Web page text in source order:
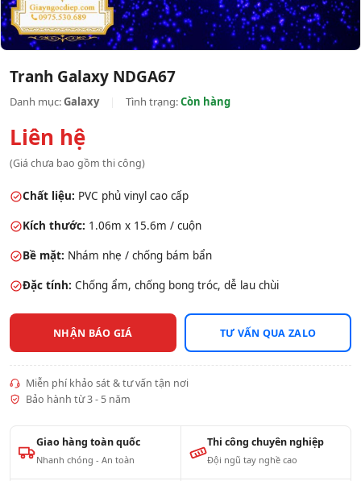
Tranh Galaxy NDGA67
Danh mục:Galaxy Tình trạng:Còn hàng
Liên hệ
(Giá chưa bao gồm thi công)
Chất liệu: PVC phủ vinyl cao cấp
Kích thước: 1.06m x 15.6m / cuộn
Bề mặt: Nhám nhẹ / chống bám bẩn
Đặc tính: Chống ẩm, chống bong tróc, dễ lau chùi
NHẬN BÁO GIÁ TƯ VẤN QUA ZALO
Miễn phí khảo sát & tư vấn tận nơi
Bảo hành từ 3 - 5 năm
Giao hàng toàn quốc
Nhanh chóng - An toàn
Thi công chuyên nghiệp
Đội ngũ tay nghề cao